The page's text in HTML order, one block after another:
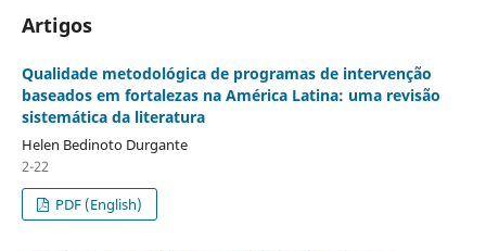
Artigos
Qualidade metodológica de programas de intervenção
baseados em fortalezas na América Latina: uma revisão
sistemática da literatura
Helen Bedinoto Durgante
2-22
PDF (English)